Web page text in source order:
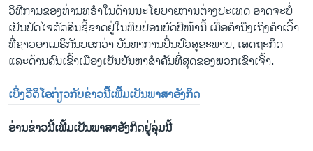
ວິ​ທີ​ການ​ຂອງ​ທ່ານ​ທ​ຣຳ​ໃນ​ດ້ານ​ນະ​ໂຍ​ບາຍ​ການ​ຕ່າງ​ປະ​ເທດ ອາດ​ຈະ​ບໍ່​
ເປັນ​ປັດ​ໄຈຕັດ​ສິນຊີ້​ຂາດ​ຢູ່ໃນ​ຫີບປ່ອນ​ບັດ​ປີ​ໜ້ານີ້ ເມື່ອ​ຄຳ​ນຶງ​ເຖິງຄຳ​ເວົ້າ​
ທີ່ຊາວ​ອາ​ເມ​ຣິ​ກັນບອກວ່າ ບັນ​ຫາ​ການ​ປິ່ນ​ປົວ​ສຸ​ຂະ​ພາບ, ເສດ​ຖະ​ກິດ
ແລະ​ດ້ານ​ຄົນ​ເຂົ້າ​ເມືອງເປັນ​ບັນ​ຫາ​ສຳ​ຄັນ​ທີ່​ສຸດ​ຂອງ​ພວກ​ເຂົາ​ເຈົ້າ.
ເບິ່ງວີ​ດິ​ໂອ​ກ່ຽວ​ກັບ​ຂ່າວນີ້​ເພີ້ມ​ເປັນ​ພາ​ສາ​ອັງ​ກິດ
ອ່ານ​ຂ່າວນີ້​ເພີ້ມ​ເປັນ​ພາ​ສາ​ອັງ​ກິດຢູ່​ລຸ່ມນີ້